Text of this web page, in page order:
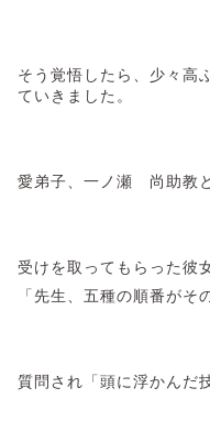
そう覚悟したら、少々高
ていきました。
愛弟子、一ノ瀬 尚助教
受けを取ってもらった彼
「先生、五種の順番がそ
質問され「頭に浮かんだ